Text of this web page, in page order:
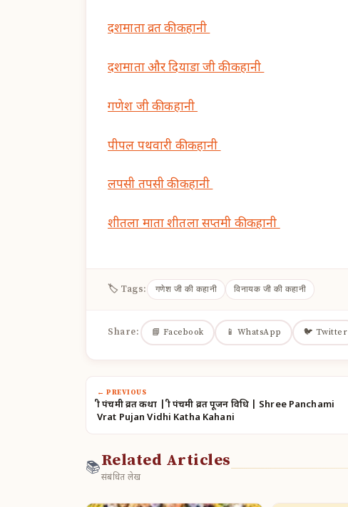
दशमाता व्रत की कहानी
दशमाता और दियाडा जी की कहानी
गणेश जी की कहानी
पीपल पथवारी की कहानी
लपसी तपसी की कहानी
शीतला माता शीतला सप्तमी की कहानी
🏷 Tags: गणेश जी की कहानी विनायक जी की कहानी
Share: 📘 Facebook 📱 WhatsApp 🐦 Twitter
← PREVIOUS
श्री पंचमी व्रत कथा | श्री पंचमी व्रत पूजन विधि | Shree Panchami
Vrat Pujan Vidhi Katha Kahani
📚Related Articles
संबंधित लेख